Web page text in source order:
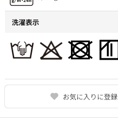
お気に入りに登録
洗濯表示